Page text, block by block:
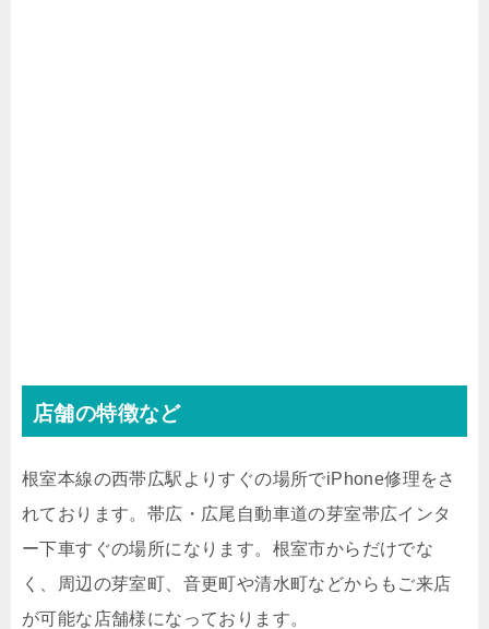
店舗の特徴など
根室本線の西帯広駅よりすぐの場所でiPhone修理をさ
れております。帯広・広尾自動車道の芽室帯広インタ
ー下車すぐの場所になります。根室市からだけでな
く、周辺の芽室町、音更町や清水町などからもご来店
が可能な店舗様になっております。